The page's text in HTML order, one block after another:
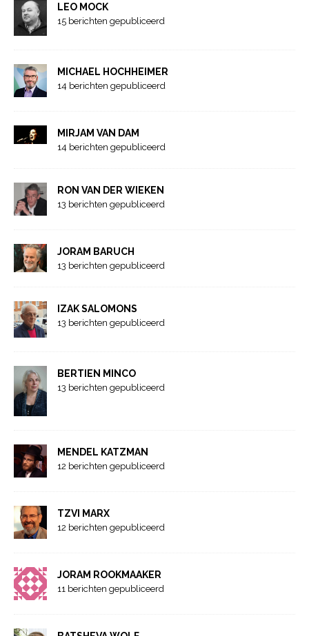
LEO MOCK
15 berichten gepubliceerd
MICHAEL HOCHHEIMER
14 berichten gepubliceerd
MIRJAM VAN DAM
14 berichten gepubliceerd
RON VAN DER WIEKEN
13 berichten gepubliceerd
JORAM BARUCH
13 berichten gepubliceerd
IZAK SALOMONS
13 berichten gepubliceerd
BERTIEN MINCO
13 berichten gepubliceerd
MENDEL KATZMAN
12 berichten gepubliceerd
TZVI MARX
12 berichten gepubliceerd
JORAM ROOKMAAKER
11 berichten gepubliceerd